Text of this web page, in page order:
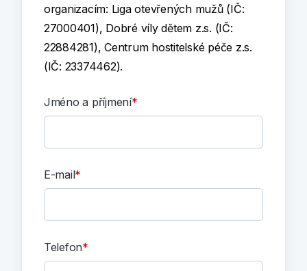
organizacím: Liga otevřených mužů (IČ:
27000401), Dobré víly dětem z.s. (IČ:
22884281), Centrum hostitelské péče z.s.
(IČ: 23374462).
Jméno a příjmení
E-mail
Telefon